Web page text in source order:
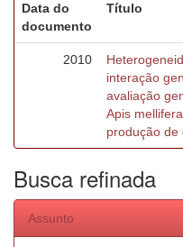
Data do
documento
Título
2010
interação
avaliação
Apis
produção de
Busca refinada
Assunto